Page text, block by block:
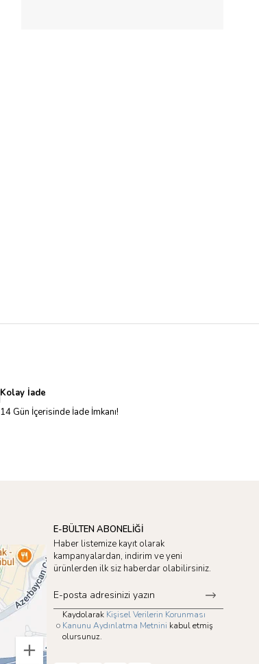
Kolay İade
14 Gün İçerisinde İade İmkanı!
E-BÜLTEN ABONELİĞİ
Haber listemize kayıt olarak
kampanyalardan, indirim ve yeni
ürünlerden ilk siz haberdar olabilirsiniz.
Kaydolarak Kişisel Verilerin Korunması
Kanunu Aydınlatma Metnini kabul etmiş
olursunuz.